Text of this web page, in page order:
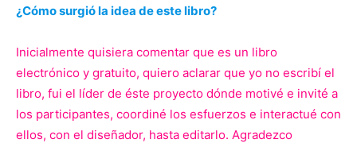
¿Cómo surgió la idea de este libro?
Inicialmente quisiera comentar que es un libro
electrónico y gratuito, quiero aclarar que yo no escribí el
libro, fui el líder de éste proyecto dónde motivé e invité a
los participantes, coordiné los esfuerzos e interactué con
ellos, con el diseñador, hasta editarlo. Agradezco